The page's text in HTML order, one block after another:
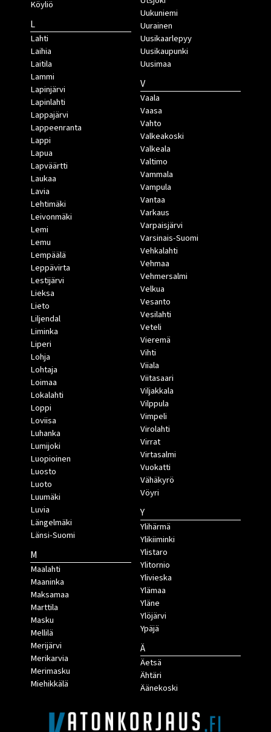
Köyliö
L
Lahti
Laihia
Laitila
Lammi
Lapinjärvi
Lapinlahti
Lappajärvi
Lappeenranta
Lappi
Lapua
Lapväärtti
Laukaa
Lavia
Lehtimäki
Leivonmäki
Lemi
Lemu
Lempäälä
Leppävirta
Lestijärvi
Lieksa
Lieto
Liljendal
Liminka
Liperi
Lohja
Lohtaja
Loimaa
Lokalahti
Loppi
Loviisa
Luhanka
Lumijoki
Luopioinen
Luosto
Luoto
Luumäki
Luvia
Längelmäki
Länsi-Suomi
M
Maalahti
Maaninka
Maksamaa
Marttila
Masku
Mellilä
Merijärvi
Merikarvia
Merimasku
Miehikkälä
Uukuniemi
Uurainen
Uusikaarlepyy
Uusikaupunki
Uusimaa
V
Vaala
Vaasa
Vahto
Valkeakoski
Valkeala
Valtimo
Vammala
Vampula
Vantaa
Varkaus
Varpaisjärvi
Varsinais-Suomi
Vehkalahti
Vehmaa
Vehmersalmi
Velkua
Vesanto
Vesilahti
Veteli
Vieremä
Vihti
Viiala
Viitasaari
Viljakkala
Vilppula
Vimpeli
Virolahti
Virrat
Virtasalmi
Vuokatti
Vähäkyrö
Vöyri
Y
Ylihärmä
Ylikiiminki
Ylistaro
Ylitornio
Ylivieska
Ylämaa
Yläne
Ylöjärvi
Ypäjä
Ä
Äetsä
Ähtäri
Äänekoski